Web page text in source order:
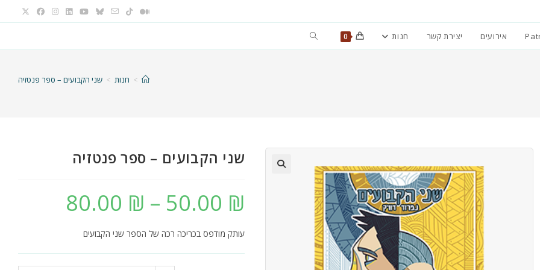
אירועים יצירת קשר חנות 0
Toggle
> חנות > שני הקבועים – ספר פנטזיה
שני הקבועים – ספר פנטזיה
50.00 ₪
–
80.00 ₪
עותק מודפס בכריכה רכה של הספר שני הקבועים